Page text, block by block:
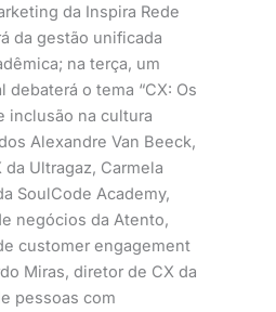
da Inspira Rede
da gestão unificada
na terça, um
o tema “CX: Os
inclusão na cultura
Alexandre Van Beeck,
Ultragaz, Carmela
SoulCode Academy,
negócios da Atento,
customer engagement
Miras, diretor de CX da
pessoas com